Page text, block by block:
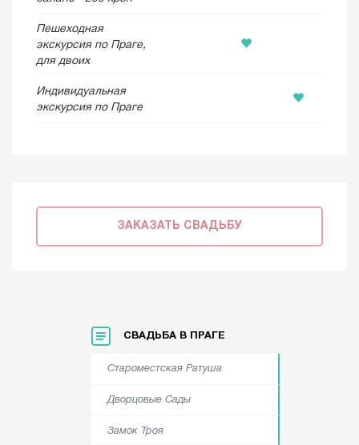
Пешеходная
экскурсия по Праге,
для двоих
Индивидуальная
экскурсия по Праге
ЗАКАЗАТЬ СВАДЬБУ
СВАДЬБА В ПРАГЕ
Староместская Ратуша
Дворцовые Сады
Замок Троя